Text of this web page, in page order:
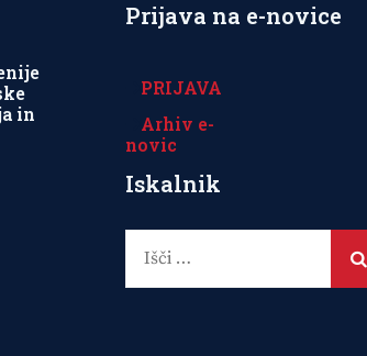
in
Prijava na e-novice
PRIJAVA
Arhiv e-
novic
Iskalnik